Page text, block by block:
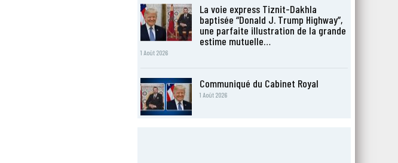
La voie express Tiznit-Dakhla
baptisée “Donald J. Trump Highway”,
une parfaite illustration de la grande
estime mutuelle…
1 Août 2026
Communiqué du Cabinet Royal
1 Août 2026